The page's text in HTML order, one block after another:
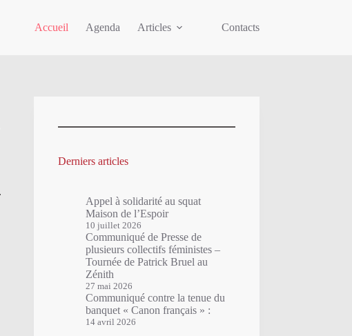
Accueil Agenda Articles Contacts
Derniers articles
Appel à solidarité au squat
Maison de l’Espoir
10 juillet 2026
Communiqué de Presse de
plusieurs collectifs féministes –
Tournée de Patrick Bruel au
Zénith
27 mai 2026
Communiqué contre la tenue du
banquet « Canon français » :
14 avril 2026